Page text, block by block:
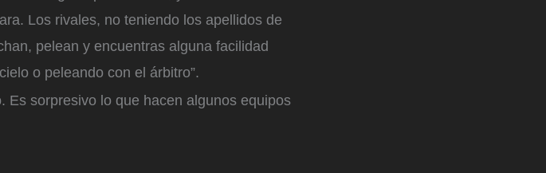
Los rivales, no teniendo los apellidos de
pelean y encuentras alguna facilidad
o peleando con el árbitro”.
Es sorpresivo lo que hacen algunos equipos